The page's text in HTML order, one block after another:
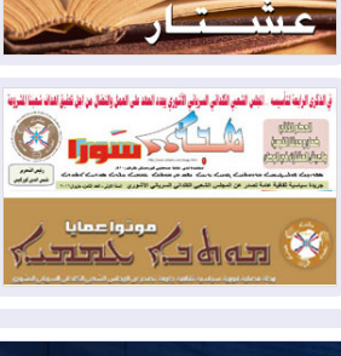
2026-07-31أتروشي: قرار السلم والحرب
في العراق "مختطف" وخارج سيطرة
الحكومة
2026-07-31
50 درجة مئوية في 5
محافظات.. العراق على موعد مع موجة حر
السبت
2026-07-31
سبتة تهز أوروبا.. إيطاليا تهدد
بورقة شنغن وفرنسا تشدد الحدود